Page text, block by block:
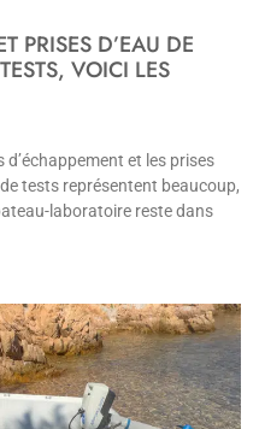
PRISES D’EAU DE
VOICI LES
et les prises
tests représentent beaucoup,
laboratoire reste dans